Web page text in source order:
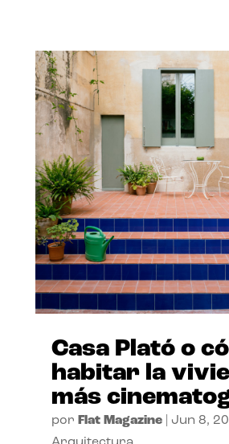
Casa Plató o
habitar la
más
por Flat Magazine| Jun 8,